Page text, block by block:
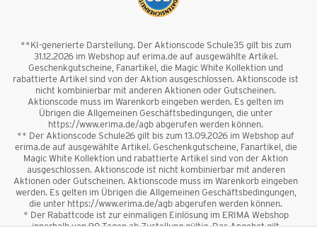
**KI-generierte Darstellung. Der Aktionscode Schule35 gilt bis zum
31.12.2026 im Webshop auf erima.de auf ausgewählte Artikel.
Geschenkgutscheine, Fanartikel, die Magic White Kollektion und
rabattierte Artikel sind von der Aktion ausgeschlossen. Aktionscode ist
nicht kombinierbar mit anderen Aktionen oder Gutscheinen.
Aktionscode muss im Warenkorb eingeben werden. Es gelten im
Übrigen die Allgemeinen Geschäftsbedingungen, die unter
https://www.erima.de/agb abgerufen werden können.
** Der Aktionscode Schule26 gilt bis zum 13.09.2026 im Webshop auf
erima.de auf ausgewählte Artikel. Geschenkgutscheine, Fanartikel, die
Magic White Kollektion und rabattierte Artikel sind von der Aktion
ausgeschlossen. Aktionscode ist nicht kombinierbar mit anderen
Aktionen oder Gutscheinen. Aktionscode muss im Warenkorb eingeben
werden. Es gelten im Übrigen die Allgemeinen Geschäftsbedingungen,
die unter https://www.erima.de/agb abgerufen werden können.
* Der Rabattcode ist zur einmaligen Einlösung im ERIMA Webshop
innerhalb von 90 Tagen ab Zustellung gültig. Das Angebot gilt